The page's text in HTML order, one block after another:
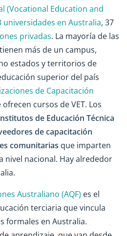
(Vocational Education and
universidades en Australia, 37
privadas. La mayoría de las
más de un campus,
estados y territorios de
superior del país
de Capacitación
ofrecen cursos de VET. Los
de Educación Técnica
de capacitación
comunitarias que imparten
nivel nacional. Hay alrededor
Australiano (AQF) es el
terciaria que vincula
formales en Australia.